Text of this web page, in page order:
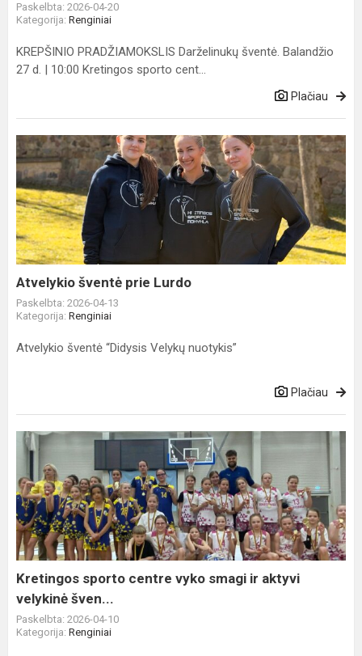
Paskelbta: 2026-04-20
Kategorija: Renginiai
KREPŠINIO PRADŽIAMOKSLIS Darželinukų šventė. Balandžio
27 d. | 10:00 Kretingos sporto cent...
Plačiau
Atvelykio
šventė
prie
Lurdo
Atvelykio šventė prie Lurdo
Paskelbta: 2026-04-13
Kategorija: Renginiai
Atvelykio šventė “Didysis Velykų nuotykis”
Plačiau
Kretingos
sporto
centre
vyko
smagi
ir
aktyvi
velykinė
šven...
Kretingos sporto centre vyko smagi ir aktyvi
velykinė šven...
Paskelbta: 2026-04-10
Kategorija: Renginiai